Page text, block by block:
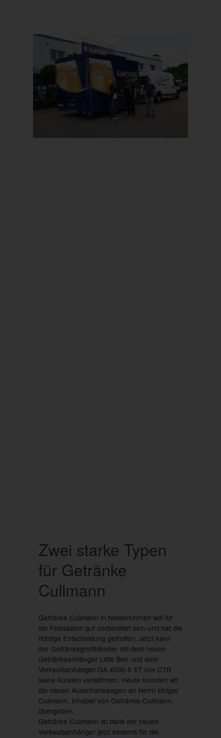
Zwei starke Typen
für Getränke
Cullmann
Getränke Cullmann in Niederkirchen will für
die Festsaison gut vorbereitet sein und hat die
richtige Entscheidung getroffen. Jetzt kann
der Getränkegroßhändler mit dem neuen
Getränkeanhänger Little Ben und dem
Verkaufsanhänger GA 4000-8 ET von CTR
seine Kunden verwöhnen. Heute konnten wir
die neuen Ausschankwagen an Herrn Holger
Cullmann, Inhaber von Getränke-Cullmann,
übergeben.
Getränke Cullmann ist dank der neuen
Verkaufsanhänger jetzt bestens für die